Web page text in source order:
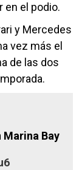
en el podio.
y Mercedes
vez más el
de las dos
Bay